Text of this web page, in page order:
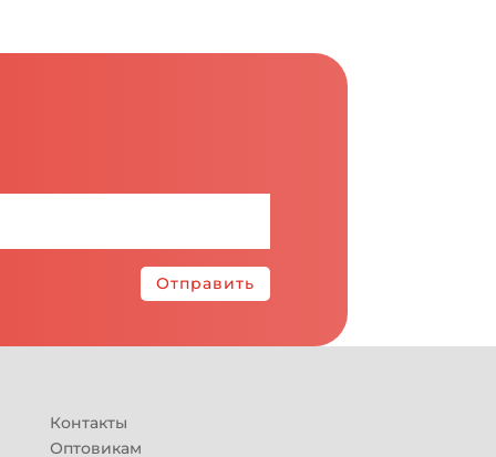
Отправить
Контакты
Оптовикам